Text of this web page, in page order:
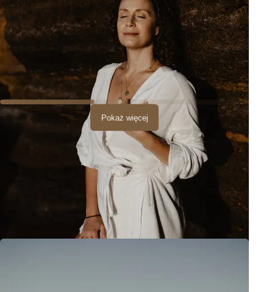
Pokaż więcej
Wschód słońca to czas refleksji, nowych początków i nadziei. Te
wszystkie emocje udało nam się uchwycić podczas naszej
wspólnej sesji. Każde zdjęcie opowiada historię o pięknie chwili i
otwartości na świat.